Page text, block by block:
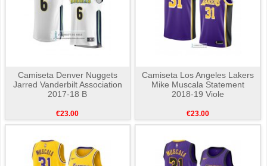
Camiseta Denver Nuggets
Jarred Vanderbilt Association
2017-18 B
€23.00
Camiseta Los Angeles Lakers
Mike Muscala Statement
2018-19 Viole
€23.00